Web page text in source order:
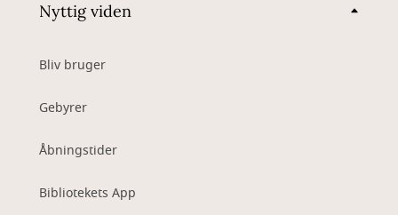
Nyttig viden
Bliv bruger
Gebyrer
Åbningstider
Bibliotekets App